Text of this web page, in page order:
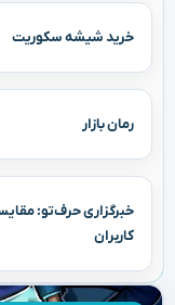
خرید شیشه سکوریت
رمان بازار
خبرگزاری حرف‌تو:
کاربران